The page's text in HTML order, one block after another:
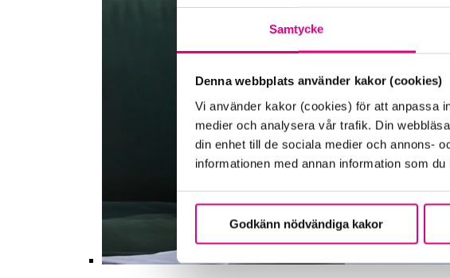
Samtycke
Denna webbplats använder kakor (cookies)
Vi använder kakor (cookies) för att anpassa
medier och analysera vår trafik. Din
din enhet till de sociala medier och annons-
informationen med annan information som
Godkänn nödvändiga kakor